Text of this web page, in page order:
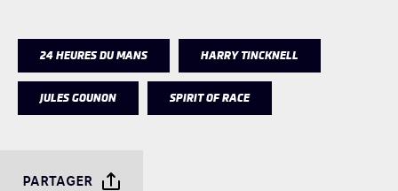
24 HEURES DU MANS HARRY TINCKNELL
JULES GOUNON SPIRIT OF RACE
PARTAGER